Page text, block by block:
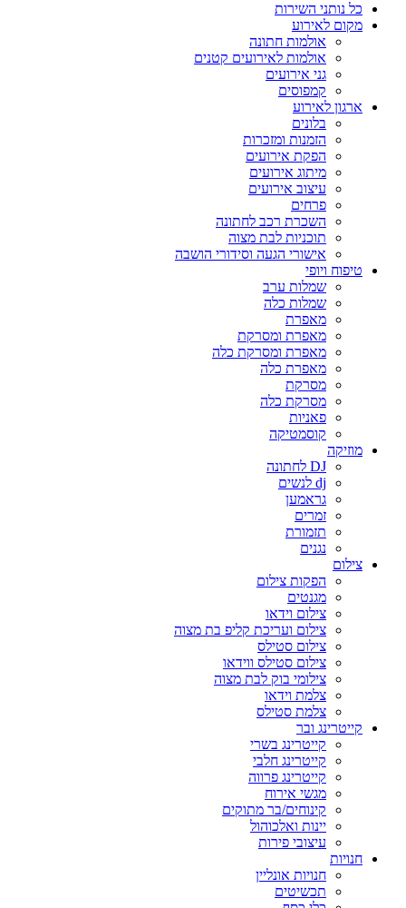
כל נותני השירות
מקום לאירוע
אולמות חתונה
אולמות לאירועים קטנים
גני אירועים
קמפוסים
ארגון לאירוע
בלונים
הזמנות ומזכרות
הפקת אירועים
מיתוג אירועים
עיצוב אירועים
פרחים
השכרת רכב לחתונה
תוכניות לבת מצוה
אישורי הגעה וסידורי הושבה
טיפוח ויופי
שמלות ערב
שמלות כלה
מאפרת
מאפרת ומסרקת
מאפרת ומסרקת כלה
מאפרת כלה
מסרקת
מסרקת כלה
פאניות
קוסמטיקה
מוזיקה
DJ לחתונה
dj לנשים
גראמען
זמרים
תזמורת
נגנים
צילום
הפקות צילום
מגנטים
צילום וידאו
צילום ועריכת קליפ בת מצוה
צילום סטילס
צילום סטילס ווידאו
צילומי בוק לבת מצוה
צלמת וידאו
צלמת סטילס
קייטרינג ובר
קייטרינג בשרי
קייטרינג חלבי
קייטרינג פרווה
מגשי אירוח
קינוחים/בר מתוקים
יינות ואלכוהול
עיצובי פירות
חנויות
חנויות אונליין
תכשיטים